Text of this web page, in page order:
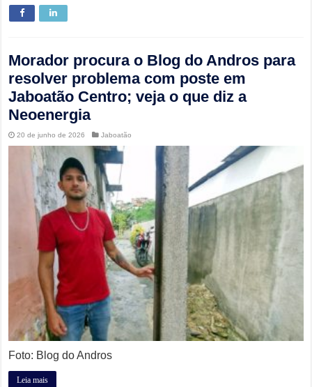
Morador procura o Blog do Andros para
resolver problema com poste em
Jaboatão Centro; veja o que diz a
Neoenergia
20 de junho de 2026 Jaboatão
Foto: Blog do Andros
Leia mais